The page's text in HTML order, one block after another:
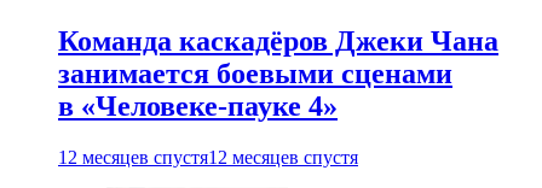
Команда каскадёров Джеки Чана
занимается боевыми сценами
в «Человеке-пауке 4»
12 месяцев спустя12 месяцев спустя